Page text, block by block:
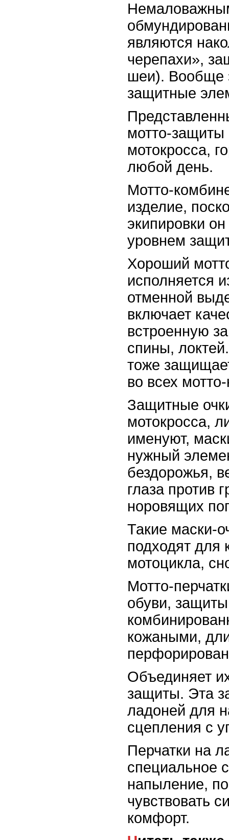
являются
черепахи»,
шеи). Вообще
защитные
мотто-защиты
мотокросса,
любой день.
Мотто-
изделие,
экипировки
уровнем
Хороший
исполняется
отменной
включает
встроенную
спины,
тоже
во всех
Защитные
мотокросса,
именуют,
нужный
бездорожья,
глаза против
норовящих
Такие маски-
подходят для
мотоцикла,
Мотто-
обуви,
кожаными,
Объединяет
защиты. Эта
ладоней для
сцепления с
Перчатки на
специальное
напыление,
чувствовать
комфорт.